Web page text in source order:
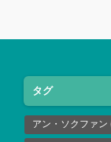
タグ
アン・ソクファン